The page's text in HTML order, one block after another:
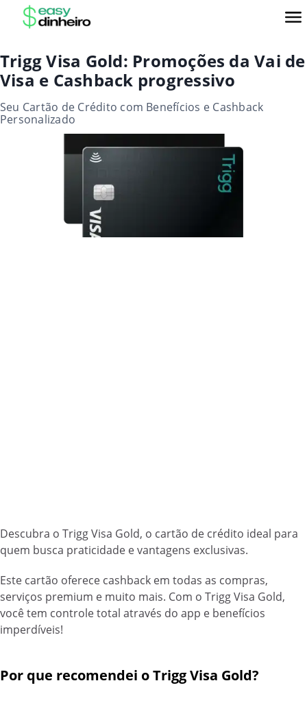
Trigg Visa Gold: Promoções da Vai de
Visa e Cashback progressivo
Seu Cartão de Crédito com Benefícios e Cashback
Personalizado
Descubra o Trigg Visa Gold, o cartão de crédito ideal para
quem busca praticidade e vantagens exclusivas.
Este cartão oferece cashback em todas as compras,
serviços premium e muito mais. Com o Trigg Visa Gold,
você tem controle total através do app e benefícios
imperdíveis!
Por que recomendei o Trigg Visa Gold?